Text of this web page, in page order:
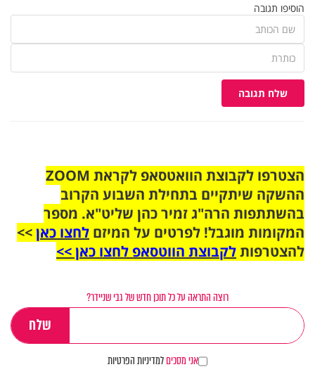
הוסיפו תגובה
שלח תגובה
הצטרפו לקבוצת הוואטסאפ לקראת ZOOM
ההשקה שיתקיים בתחילת השבוע הקרוב
בהשתתפות הרה"ג זמיר כהן שליט"א. מספר
המקומות מוגבל! לפרטים על המיזם לחצו כאן>>
להצטרפותלקבוצת הווטסאפ לחצו כאן >>
רוצה התראה על כל תוכן חדש של גבי שניידר?
אני מסכיםלמדיניות הפרטיות